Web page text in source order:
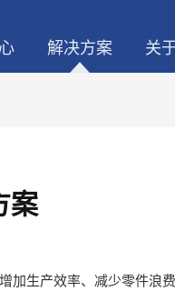
解决方案 关
案
生产效率、减少零件浪费